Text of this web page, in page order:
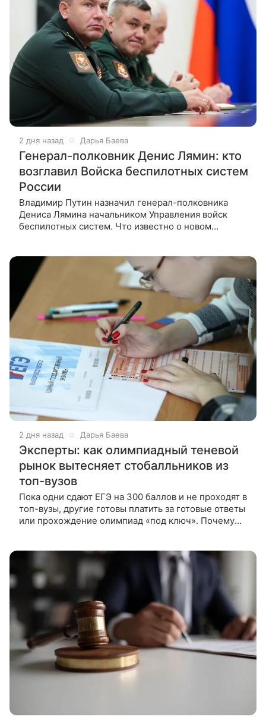
2 дня назад Дарья Баева
Генерал-полковник Денис Лямин: кто
возглавил Войска беспилотных систем
России
Владимир Путин назначил генерал-полковника
Дениса Лямина начальником Управления войск
беспилотных систем. Что известно о новом
2 дня назад Дарья Баева
Эксперты: как олимпиадный теневой
рынок вытесняет стобалльников из
топ-вузов
Пока одни сдают ЕГЭ на 300 баллов и не проходят в
топ-вузы, другие готовы платить за готовые ответы
или прохождение олимпиад «под ключ». Почему